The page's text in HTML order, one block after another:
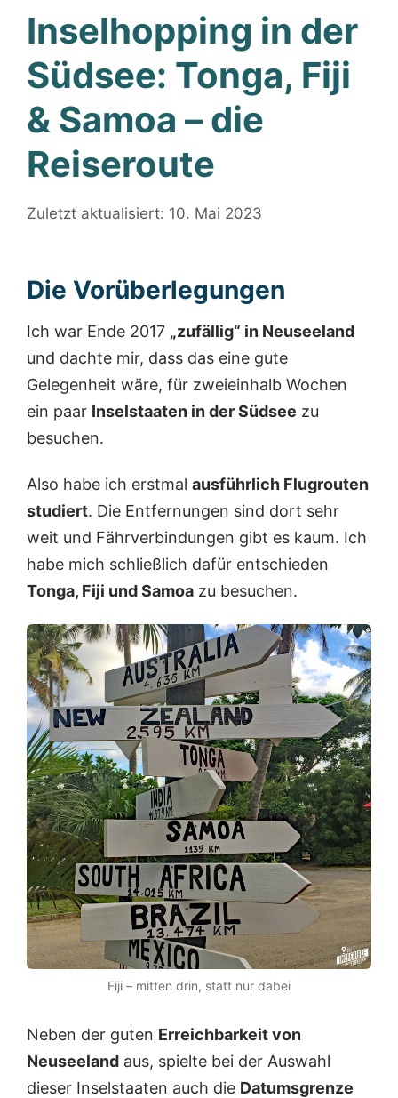
Inselhopping in der
Südsee: Tonga, Fiji
& Samoa – die
Reiseroute
Zuletzt aktualisiert: 10. Mai 2023
Die Vorüberlegungen
Ich war Ende 2017 „zufällig“ in Neuseeland
und dachte mir, dass das eine gute
Gelegenheit wäre, für zweieinhalb Wochen
ein paar Inselstaaten in der Südsee zu
besuchen.
Also habe ich erstmal ausführlich Flugrouten
studiert. Die Entfernungen sind dort sehr
weit und Fährverbindungen gibt es kaum. Ich
habe mich schließlich dafür entschieden
Tonga, Fiji und Samoa zu besuchen.
Fiji – mitten drin, statt nur dabei
Neben der guten Erreichbarkeit von
Neuseeland aus, spielte bei der Auswahl
dieser Inselstaaten auch die Datumsgrenze